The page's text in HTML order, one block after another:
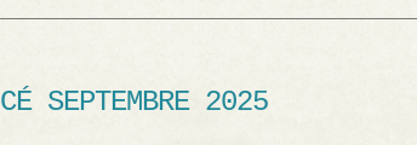
CÉ SEPTEMBRE 2025